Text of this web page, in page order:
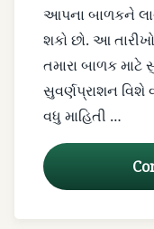
આપના બાળકને
શકો છો. આ
તમારા બાળક માટે
સુવર્ણપ્રાશન વિશે
વધુ માહિતી …
પટેલ
પાચનશક્તિ
વધારો
નક્ષત્ર
2021
પુષ્ય